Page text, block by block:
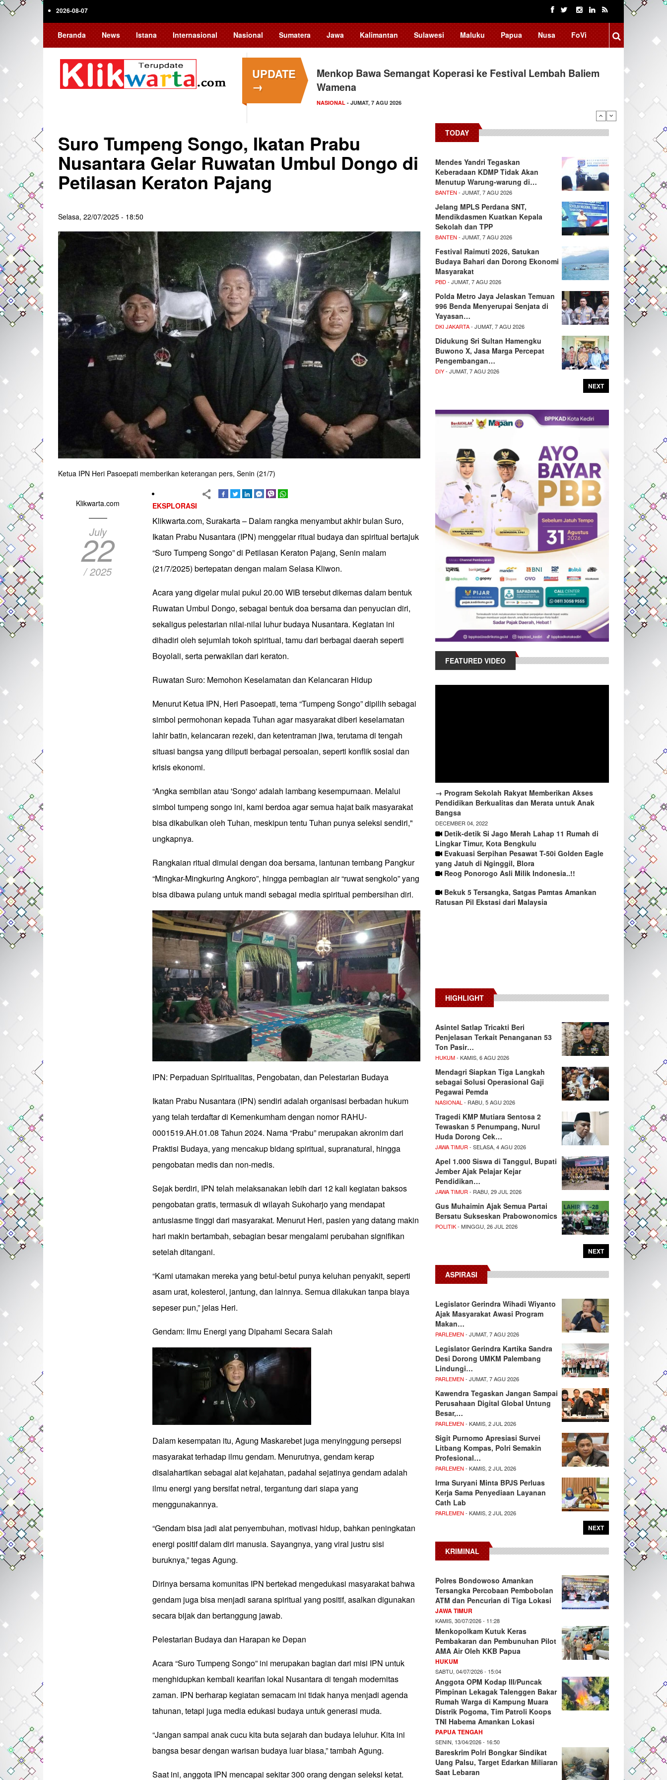
Skip
2026-08-07
Beranda News Istana Internasional Nasional Sumatera Jawa Kalimantan Sulawesi Maluku Papua Nusa FoVi
UPDATE
→
Menkop Bawa Semangat Koperasi ke Festival Lembah Baliem
Wamena
NASIONAL - JUMAT, 7 AGU 2026
Suro Tumpeng Songo, Ikatan Prabu
Nusantara Gelar Ruwatan Umbul Dongo di
Petilasan Keraton Pajang
Selasa, 22/07/2025 - 18:50
Ketua IPN Heri Pasoepati memberikan keterangan pers, Senin (21/7)
Klikwarta.com
July
22
/ 2025
EKSPLORASI
Klikwarta.com, Surakarta – Dalam rangka menyambut akhir bulan Suro,
Ikatan Prabu Nusantara (IPN) menggelar ritual budaya dan spiritual bertajuk
“Suro Tumpeng Songo” di Petilasan Keraton Pajang, Senin malam
(21/7/2025) bertepatan dengan malam Selasa Kliwon.
Acara yang digelar mulai pukul 20.00 WIB tersebut dikemas dalam bentuk
Ruwatan Umbul Dongo, sebagai bentuk doa bersama dan penyucian diri,
sekaligus pelestarian nilai-nilai luhur budaya Nusantara. Kegiatan ini
dihadiri oleh sejumlah tokoh spiritual, tamu dari berbagai daerah seperti
Boyolali, serta perwakilan dari keraton.
Ruwatan Suro: Memohon Keselamatan dan Kelancaran Hidup
Menurut Ketua IPN, Heri Pasoepati, tema “Tumpeng Songo” dipilih sebagai
simbol permohonan kepada Tuhan agar masyarakat diberi keselamatan
lahir batin, kelancaran rezeki, dan ketentraman jiwa, terutama di tengah
situasi bangsa yang diliputi berbagai persoalan, seperti konflik sosial dan
krisis ekonomi.
“Angka sembilan atau 'Songo' adalah lambang kesempurnaan. Melalui
simbol tumpeng songo ini, kami berdoa agar semua hajat baik masyarakat
bisa dikabulkan oleh Tuhan, meskipun tentu Tuhan punya seleksi sendiri,"
ungkapnya.
Rangkaian ritual dimulai dengan doa bersama, lantunan tembang Pangkur
“Mingkar-Mingkuring Angkoro”, hingga pembagian air “ruwat sengkolo” yang
bisa dibawa pulang untuk mandi sebagai media spiritual pembersihan diri.
IPN: Perpaduan Spiritualitas, Pengobatan, dan Pelestarian Budaya
Ikatan Prabu Nusantara (IPN) sendiri adalah organisasi berbadan hukum
yang telah terdaftar di Kemenkumham dengan nomor RAHU-
0001519.AH.01.08 Tahun 2024. Nama “Prabu” merupakan akronim dari
Praktisi Budaya, yang mencakup bidang spiritual, supranatural, hingga
pengobatan medis dan non-medis.
Sejak berdiri, IPN telah melaksanakan lebih dari 12 kali kegiatan baksos
pengobatan gratis, termasuk di wilayah Sukoharjo yang mendapat
antusiasme tinggi dari masyarakat. Menurut Heri, pasien yang datang makin
hari makin bertambah, sebagian besar mengalami perubahan signifikan
setelah ditangani.
“Kami utamakan mereka yang betul-betul punya keluhan penyakit, seperti
asam urat, kolesterol, jantung, dan lainnya. Semua dilakukan tanpa biaya
sepeser pun,” jelas Heri.
Gendam: Ilmu Energi yang Dipahami Secara Salah
Dalam kesempatan itu, Agung Maskarebet juga menyinggung persepsi
masyarakat terhadap ilmu gendam. Menurutnya, gendam kerap
disalahartikan sebagai alat kejahatan, padahal sejatinya gendam adalah
ilmu energi yang bersifat netral, tergantung dari siapa yang
menggunakannya.
“Gendam bisa jadi alat penyembuhan, motivasi hidup, bahkan peningkatan
energi positif dalam diri manusia. Sayangnya, yang viral justru sisi
buruknya,” tegas Agung.
Dirinya bersama komunitas IPN bertekad mengedukasi masyarakat bahwa
gendam juga bisa menjadi sarana spiritual yang positif, asalkan digunakan
secara bijak dan bertanggung jawab.
Pelestarian Budaya dan Harapan ke Depan
Acara “Suro Tumpeng Songo” ini merupakan bagian dari misi IPN untuk
menghidupkan kembali kearifan lokal Nusantara di tengah modernitas
zaman. IPN berharap kegiatan semacam ini tidak hanya menjadi agenda
tahunan, tetapi juga media edukasi budaya untuk generasi muda.
“Jangan sampai anak cucu kita buta sejarah dan budaya leluhur. Kita ini
bangsa besar dengan warisan budaya luar biasa,” tambah Agung.
Saat ini, anggota IPN mencapai sekitar 300 orang dengan seleksi ketat.
TODAY
Mendes Yandri Tegaskan
Keberadaan KDMP Tidak Akan
Menutup Warung-warung di…
BANTEN - JUMAT, 7 AGU 2026
Jelang MPLS Perdana SNT,
Mendikdasmen Kuatkan Kepala
Sekolah dan TPP
BANTEN - JUMAT, 7 AGU 2026
Festival Raimuti 2026, Satukan
Budaya Bahari dan Dorong Ekonomi
Masyarakat
PBD- JUMAT, 7 AGU 2026
Polda Metro Jaya Jelaskan Temuan
996 Benda Menyerupai Senjata di
Yayasan…
DKI JAKARTA- JUMAT, 7 AGU 2026
Didukung Sri Sultan Hamengku
Buwono X, Jasa Marga Percepat
Pengembangan…
DIY- JUMAT, 7 AGU 2026
NEXT
FEATURED VIDEO
→ Program Sekolah Rakyat Memberikan Akses
Pendidikan Berkualitas dan Merata untuk Anak
Bangsa
DECEMBER 04, 2022
Detik-detik Si Jago Merah Lahap 11 Rumah di
Lingkar Timur, Kota Bengkulu
Evakuasi Serpihan Pesawat T-50i Golden Eagle
yang Jatuh di Nginggil, Blora
Reog Ponorogo Asli Milik Indonesia..!!
Bekuk 5 Tersangka, Satgas Pamtas Amankan
Ratusan Pil Ekstasi dari Malaysia
HIGHLIGHT
Asintel Satlap Tricakti Beri
Penjelasan Terkait Penanganan 53
Ton Pasir…
HUKUM- KAMIS, 6 AGU 2026
Mendagri Siapkan Tiga Langkah
sebagai Solusi Operasional Gaji
Pegawai Pemda
NASIONAL - RABU, 5 AGU 2026
Tragedi KMP Mutiara Sentosa 2
Tewaskan 5 Penumpang, Nurul
Huda Dorong Cek…
JAWA TIMUR - SELASA, 4 AGU 2026
Apel 1.000 Siswa di Tanggul, Bupati
Jember Ajak Pelajar Kejar
Pendidikan…
JAWA TIMUR - RABU, 29 JUL 2026
Gus Muhaimin Ajak Semua Partai
Bersatu Sukseskan Prabowonomics
POLITIK- MINGGU, 26 JUL 2026
NEXT
ASPIRASI
Legislator Gerindra Wihadi Wiyanto
Ajak Masyarakat Awasi Program
Makan…
PARLEMEN - JUMAT, 7 AGU 2026
Legislator Gerindra Kartika Sandra
Desi Dorong UMKM Palembang
Lindungi…
PARLEMEN - JUMAT, 7 AGU 2026
Kawendra Tegaskan Jangan Sampai
Perusahaan Digital Global Untung
Besar,…
PARLEMEN - KAMIS, 2 JUL 2026
Sigit Purnomo Apresiasi Survei
Litbang Kompas, Polri Semakin
Profesional…
PARLEMEN - KAMIS, 2 JUL 2026
Irma Suryani Minta BPJS Perluas
Kerja Sama Penyediaan Layanan
Cath Lab
PARLEMEN - KAMIS, 2 JUL 2026
NEXT
KRIMINAL
Polres Bondowoso Amankan
Tersangka Percobaan Pembobolan
ATM dan Pencurian di Tiga Lokasi
JAWA TIMUR
KAMIS, 30/07/2026 - 11:28
Menkopolkam Kutuk Keras
Pembakaran dan Pembunuhan Pilot
AMA Air Oleh KKB Papua
HUKUM
SABTU, 04/07/2026 - 15:04
Anggota OPM Kodap III/Puncak
Pimpinan Lekagak Talenggen Bakar
Rumah Warga di Kampung Muara
Distrik Pogoma, Tim Patroli Koops
TNI Habema Amankan Lokasi
PAPUA TENGAH
SENIN, 13/04/2026 - 16:50
Bareskrim Polri Bongkar Sindikat
Uang Palsu, Target Edarkan Miliaran
Saat Lebaran